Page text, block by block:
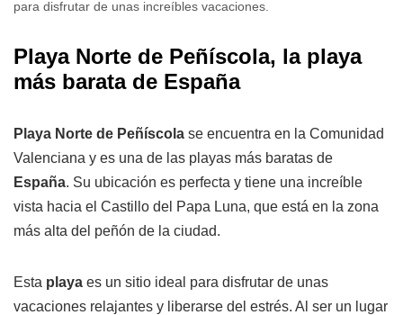
para disfrutar de unas increíbles vacaciones.
Playa Norte de Peñíscola, la playa
más barata de España
Playa Norte de Peñíscola se encuentra en la Comunidad
Valenciana y es una de las playas más baratas de
España. Su ubicación es perfecta y tiene una increíble
vista hacia el Castillo del Papa Luna, que está en la zona
más alta del peñón de la ciudad.
Esta playa es un sitio ideal para disfrutar de unas
vacaciones relajantes y liberarse del estrés. Al ser un lugar